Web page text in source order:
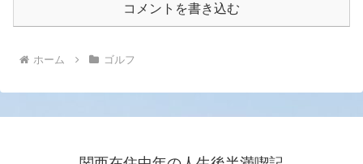
コメントを書き込む
ホーム ゴルフ